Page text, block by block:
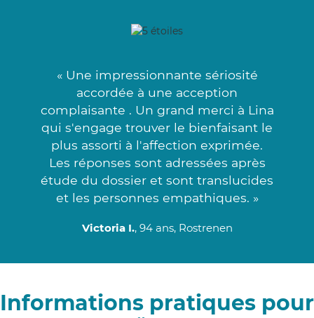
« Une impressionnante sériosité
accordée à une acception
complaisante . Un grand merci à Lina
qui s'engage trouver le bienfaisant le
plus assorti à l'affection exprimée.
Les réponses sont adressées après
étude du dossier et sont translucides
et les personnes empathiques. »
Victoria I., 94 ans, Rostrenen
Informations pratiques pour